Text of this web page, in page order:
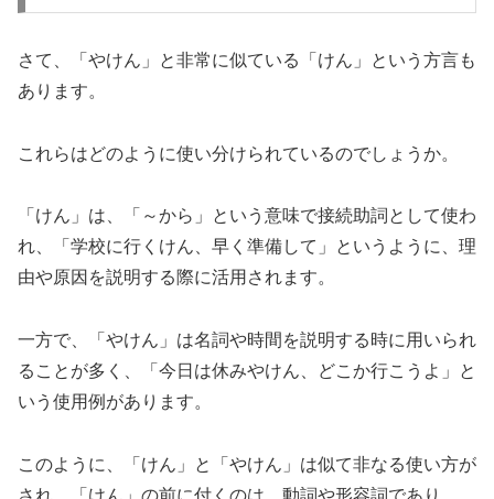
さて、「やけん」と非常に似ている「けん」という方言も
あります。
これらはどのように使い分けられているのでしょうか。
「けん」は、「～から」という意味で接続助詞として使わ
れ、「学校に行くけん、早く準備して」というように、理
由や原因を説明する際に活用されます。
一方で、「やけん」は名詞や時間を説明する時に用いられ
ることが多く、「今日は休みやけん、どこか行こうよ」と
いう使用例があります。
このように、「けん」と「やけん」は似て非なる使い方が
され、「けん」の前に付くのは、動詞や形容詞であり、